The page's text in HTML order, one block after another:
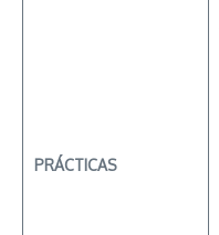
PRÁCTICAS